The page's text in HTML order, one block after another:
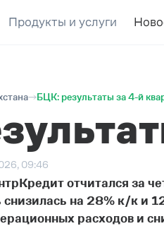
Продукты и услуги
БЦК: результаты за 4-й
09:46
отчитался за
на 28% к/к и
расходов и